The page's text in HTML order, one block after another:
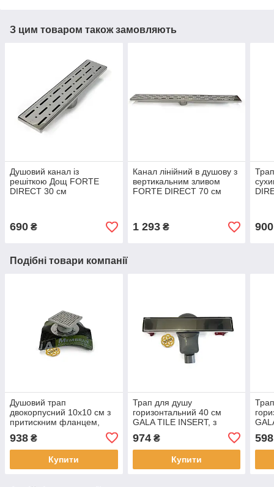
З цим товаром також замовляють
Душовий канал із
решіткою Дощ FORTE
DIRECT 30 см
690 ₴
Канал лінійний в душову з
вертикальним зливом
FORTE DIRECT 70 см
1 293₴ 900
Подібні товари компанії
Душовий трап
двокорпусний 10х10 см з
притискним фланцем,
горизонтальний, решітка
квадрат Sanpreis
938 ₴
Купити
Трап для душу
горизонтальний 40 см
GALA TILE INSERT, з
поворотний сифон,
решітка під плитку
974₴
Купити
598